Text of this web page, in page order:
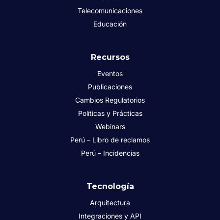
Telecomunicaciones
Educación
Recursos
Eventos
Publicaciones
Cambios Regulatorios
Políticas y Prácticas
Webinars
Perú – Libro de reclamos
Perú – Incidencias
Tecnología
Arquitectura
Integraciones y API